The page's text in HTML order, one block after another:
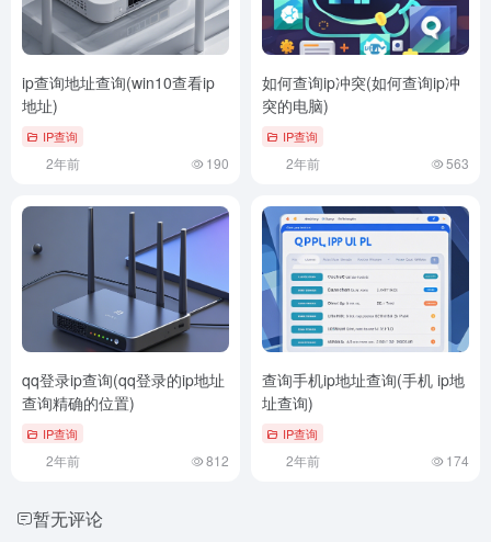
ip查询地址查询(win10查看ip
地址)
IP查询
2年前 190
如何查询ip冲突(如何查询ip冲
突的电脑)
IP查询
2年前 563
qq登录ip查询(qq登录的ip地址
查询精确的位置)
IP查询
2年前 812
查询手机ip地址查询(手机 ip地
址查询)
IP查询
2年前 174
暂无评论